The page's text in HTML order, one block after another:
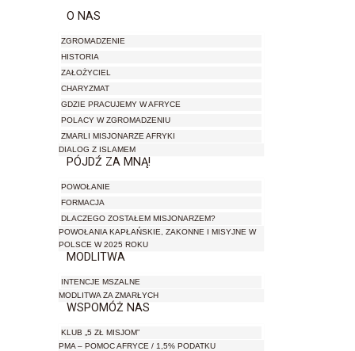
O NAS
ZGROMADZENIE
HISTORIA
ZAŁOŻYCIEL
CHARYZMAT
GDZIE PRACUJEMY W AFRYCE
POLACY W ZGROMADZENIU
ZMARLI MISJONARZE AFRYKI
DIALOG Z ISLAMEM
PÓJDŹ ZA MNĄ!
POWOŁANIE
FORMACJA
DLACZEGO ZOSTAŁEM MISJONARZEM?
POWOŁANIA KAPŁAŃSKIE, ZAKONNE I MISYJNE W
POLSCE W 2025 ROKU
MODLITWA
INTENCJE MSZALNE
MODLITWA ZA ZMARŁYCH
WSPOMÓŻ NAS
KLUB „5 ZŁ MISJOM”
PMA – POMOC AFRYCE / 1,5% PODATKU